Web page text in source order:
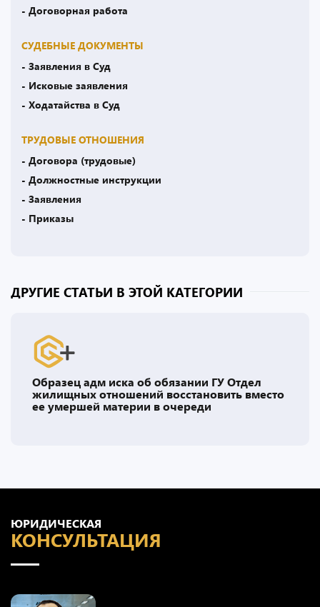
- Договорная работа
СУДЕБНЫЕ ДОКУМЕНТЫ
- Заявления в Суд
- Исковые заявления
- Ходатайства в Суд
ТРУДОВЫЕ ОТНОШЕНИЯ
- Договора (трудовые)
- Должностные инструкции
- Заявления
- Приказы
ДРУГИЕ СТАТЬИ В ЭТОЙ КАТЕГОРИИ
Образец адм иска об обязании ГУ Отдел
жилищных отношений восстановить вместо
ее умершей материи в очереди
ЮРИДИЧЕСКАЯ
КОНСУЛЬТАЦИЯ